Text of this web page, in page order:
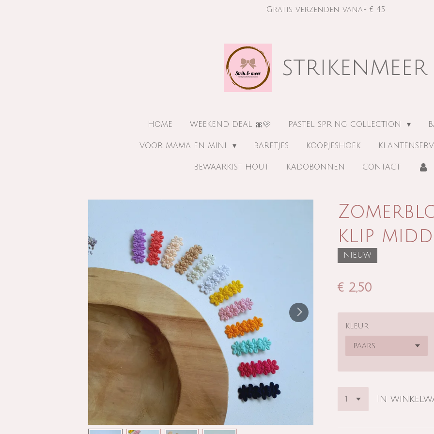
Gratis verzenden vanaf € 45
strikenmeer
HOME WEEKEND DEAL 🎀🩷 PASTEL SPRING COLLECTION
VOOR MAMA EN MINI BARETJES KOOPJESHOEK
BEWAARKIST HOUT KADOBONNEN CONTACT
klip
NIEUW
€ 2,50
kleur
In